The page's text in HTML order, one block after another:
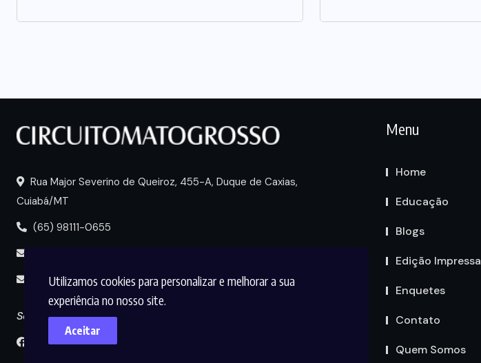
Utilizamos cookies para personalizar e melhorar a sua
experiência no nosso site.
Aceitar
Rua Major Severino de Queiroz, 455-A, Duque de Caxias,
Cuiabá/MT
(65) 98111-0655
midia@circuitomt.com.br
Seguir
Menu
Home
Educação
Blogs
Edição Impressa
Enquetes
Contato
Quem Somos